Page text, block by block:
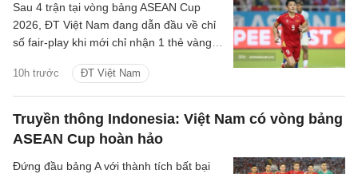
10h trước ĐT Việt Nam
Sau 4 trận tại vòng bảng ASEAN Cup
2026, ĐT Việt Nam đang dẫn đầu về chỉ
số fair-play khi mới chỉ nhận 1 thẻ vàng
Truyền thông Indonesia: Việt Nam có vòng bảng
ASEAN Cup hoàn hảo
Đứng đầu bảng A với thành tích bất bại